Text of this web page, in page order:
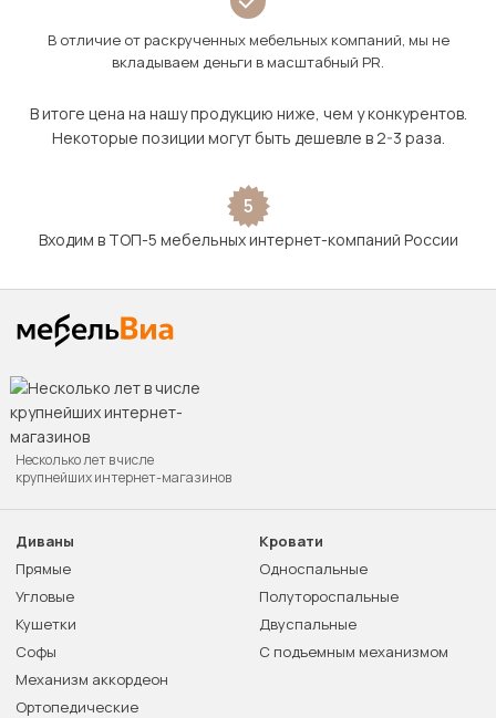
В отличие от раскрученных мебельных компаний, мы не
вкладываем деньги в масштабный PR.
В итоге цена на нашу продукцию ниже, чем у конкурентов.
Некоторые позиции могут быть дешевле в 2-3 раза.
5
Входим в ТОП-5 мебельных интернет-компаний России
Несколько лет в числе
крупнейших интернет-магазинов
Диваны
Прямые
Угловые
Кушетки
Софы
Механизм аккордеон
Ортопедические
Кровати
Односпальные
Полутороспальные
Двуспальные
С подъемным механизмом